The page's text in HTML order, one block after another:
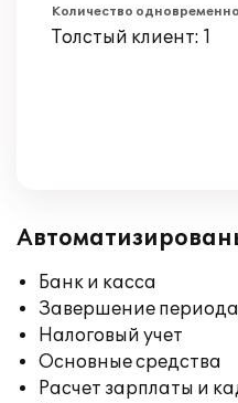
Количество
Толстый клиент: 1
Банк и касса
Завершение периода
Налоговый учет
Основные средства
Расчет зарплаты и